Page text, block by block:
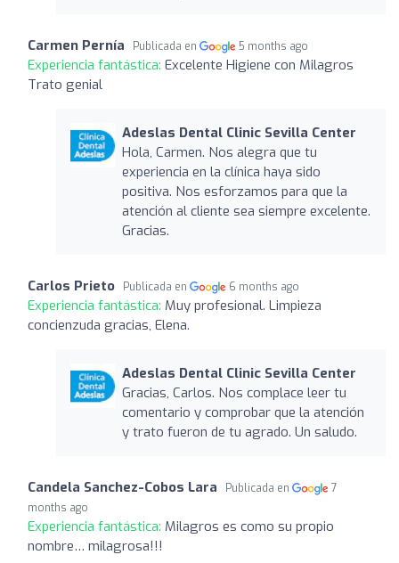
Carmen Pernía Publicada en 5 months ago
Experiencia fantástica: Excelente Higiene con Milagros
Trato genial
Adeslas Dental Clinic Sevilla Center
Hola, Carmen. Nos alegra que tu
experiencia en la clínica haya sido
positiva. Nos esforzamos para que la
atención al cliente sea siempre excelente.
Gracias.
Carlos Prieto Publicada en 6 months ago
Experiencia fantástica: Muy profesional. Limpieza
concienzuda gracias, Elena.
Adeslas Dental Clinic Sevilla Center
Gracias, Carlos. Nos complace leer tu
comentario y comprobar que la atención
y trato fueron de tu agrado. Un saludo.
Candela Sanchez-Cobos Lara Publicada en
7
months ago
Experiencia fantástica: Milagros es como su propio
nombre… milagrosa!!!